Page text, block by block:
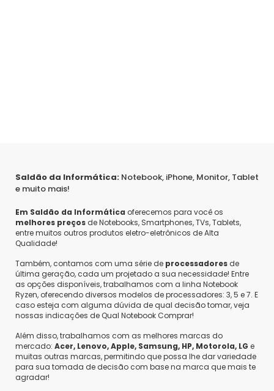
Saldão da Informática: Notebook, iPhone, Monitor, Tablet
e muito mais!
Em Saldão da Informática oferecemos para você os
melhores preços de Notebooks, Smartphones, TVs, Tablets,
entre muitos outros produtos eletro-eletrônicos de Alta
Qualidade!
Também, contamos com uma série de processadores de
última geração, cada um projetado a sua necessidade! Entre
as opções disponíveis, trabalhamos com a linha Notebook
Ryzen, oferecendo diversos modelos de processadores: 3, 5 e 7. E
caso esteja com alguma dúvida de qual decisão tomar, veja
nossas indicações de Qual Notebook Comprar!
Além disso, trabalhamos com as melhores marcas do
mercado: Acer, Lenovo, Apple, Samsung, HP, Motorola, LG e
muitas outras marcas, permitindo que possa lhe dar variedade
para sua tomada de decisão com base na marca que mais te
agradar!